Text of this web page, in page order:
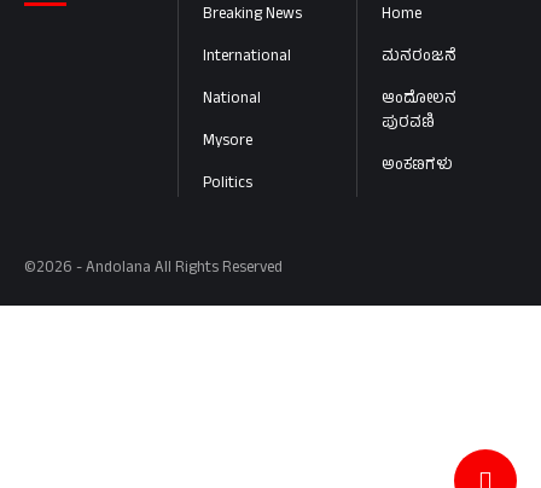
Home
ಮನರಂಜನೆ
ಆಂದೋಲನ
ಪುರವಣಿ
ಅಂಕಣಗಳು
Breaking News
International
National
Mysore
Politics
©2026 - Andolana All Rights Reserved